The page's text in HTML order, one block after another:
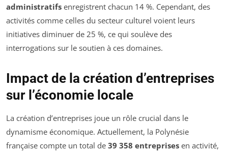
administratifs enregistrent chacun 14 %. Cependant, des
activités comme celles du secteur culturel voient leurs
initiatives diminuer de 25 %, ce qui soulève des
interrogations sur le soutien à ces domaines.
Impact de la création d’entreprises
sur l’économie locale
La création d’entreprises joue un rôle crucial dans le
dynamisme économique. Actuellement, la Polynésie
française compte un total de 39 358 entreprises en activité,